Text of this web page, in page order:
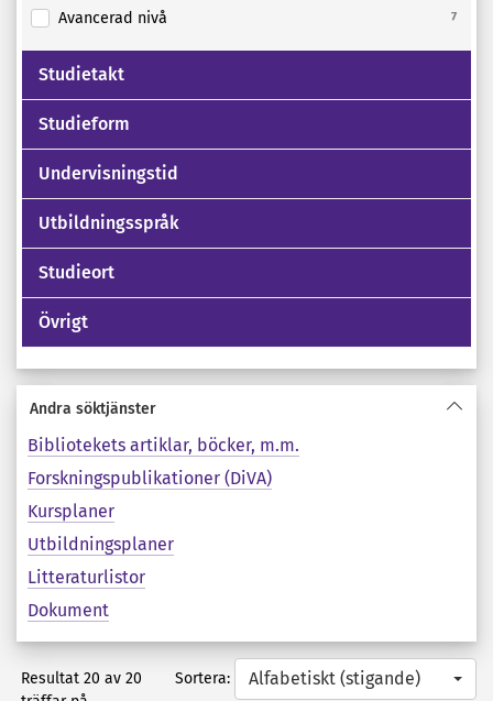
Avancerad nivå 7
Studietakt
Studieform
Undervisningstid
Utbildningsspråk
Studieort
Övrigt
Andra söktjänster
Bibliotekets artiklar, böcker, m.m.
Forskningspublikationer (DiVA)
Kursplaner
Utbildningsplaner
Litteraturlistor
Dokument
Resultat 20 av 20
Sortera: Alfabetiskt (stigande)